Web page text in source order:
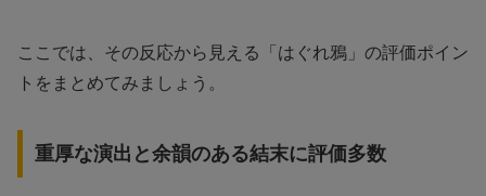
ここでは、その反応から見える「はぐれ鴉」の評価ポイン
トをまとめてみましょう。
重厚な演出と余韻のある結末に評価多数